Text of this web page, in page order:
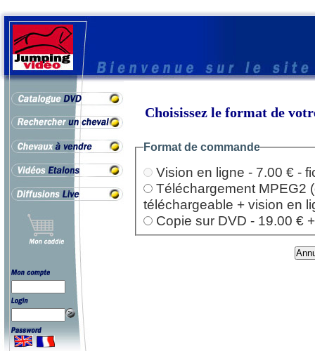
Choisissez le format de
Format de commande
Vision en ligne - 7.00 € -
Téléchargement MPEG2
téléchargeable + vision en
Copie sur DVD - 19.00 €